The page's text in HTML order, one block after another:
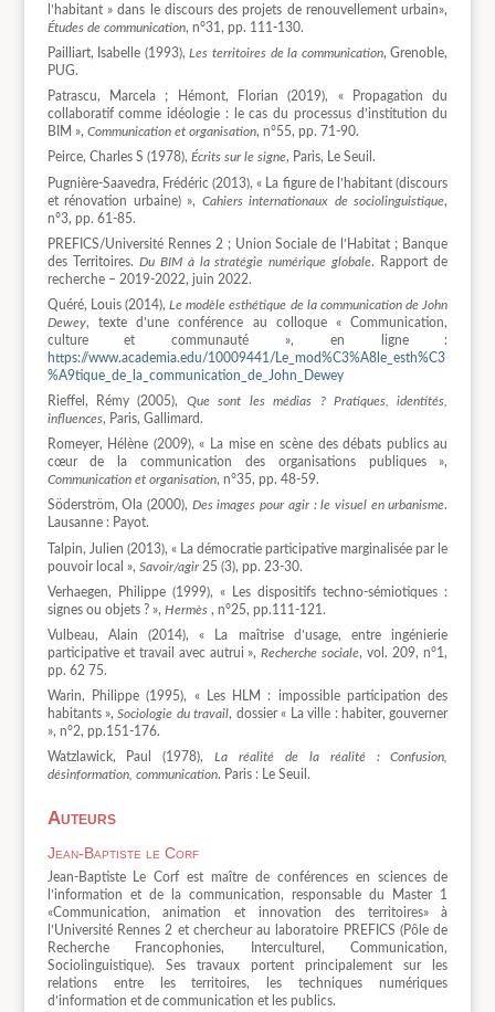
l’habitant » dans le discours des projets de renouvellement urbain»,
Études de communication, n°31, pp. 111-130.
Pailliart, Isabelle (1993),Les territoires de la communication, Grenoble,
PUG.
Patrascu, Marcela ; Hémont, Florian (2019), « Propagation du
collaboratif comme idéologie : le cas du processus d’institution du
BIM », Communication et organisation, n°55, pp. 71-90.
Peirce, Charles S (1978), Écrits sur le signe, Paris, Le Seuil.
Pugnière-Saavedra, Frédéric (2013), « La figure de l’habitant (discours
et rénovation urbaine) », Cahiers internationaux de sociolinguistique,
n°3, pp. 61-85.
PREFICS/Université Rennes 2 ; Union Sociale de l’Habitat ; Banque
des Territoires. Du BIM à la stratégie numérique globale. Rapport de
recherche – 2019-2022, juin 2022.
Quéré, Louis (2014),Le modèle esthétique de la communication de John
Dewey, texte d’une conférence au colloque « Communication,
culture et communauté », en ligne :
https://www.academia.edu/10009441/Le_mod%C3%A8le_esth%C3
%A9tique_de_la_communication_de_John_Dewey
Rieffel, Rémy (2005), Que sont les médias ? Pratiques, identités,
influences, Paris, Gallimard.
Romeyer, Hélène (2009), « La mise en scène des débats publics au
cœur de la communication des organisations publiques »,
Communication et organisation, n°35, pp. 48-59.
Söderström, Ola (2000), Des images pour agir : le visuel en urbanisme.
Lausanne : Payot.
Talpin, Julien (2013), « La démocratie participative marginalisée par le
pouvoir local », Savoir/agir25 (3), pp. 23-30.
Verhaegen, Philippe (1999), « Les dispositifs techno-sémiotiques :
signes ou objets ? », Hermès, n°25, pp.111-121.
Vulbeau, Alain (2014), « La maîtrise d’usage, entre ingénierie
participative et travail avec autrui »,Recherche sociale, vol. 209, n°1,
pp. 62 75.
Warin, Philippe (1995), « Les HLM : impossible participation des
habitants »,Sociologie du travail, dossier « La ville : habiter, gouverner
», n°2, pp.151-176.
Watzlawick, Paul (1978),La réalité de la réalité : Confusion,
désinformation, communication. Paris : Le Seuil.
Auteurs
Jean-Baptiste le Corf
Jean-Baptiste Le Corf est maître de conférences en sciences de
l’information et de la communication, responsable du Master 1
«Communication, animation et innovation des territoires» à
l’Université Rennes 2 et chercheur au laboratoire PREFICS (Pôle de
Recherche Francophonies, Interculturel, Communication,
Sociolinguistique). Ses travaux portent principalement sur les
relations entre les territoires, les techniques numériques
d’information et de communication et les publics.